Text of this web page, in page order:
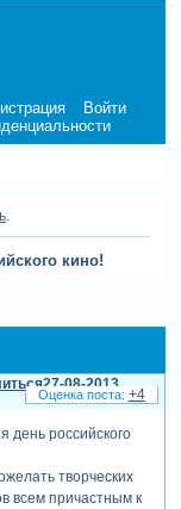
Войти
.
кино!
27-08-2013
день российского
творческих
всем причастным к
+4